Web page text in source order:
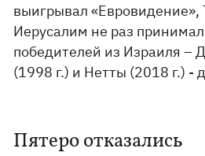
выигрывал «Евровидение»,
Иерусалим не раз
победителей из Израиля –
(1998 г.) и Нетты (2018 г.) -
Пятеро отказались